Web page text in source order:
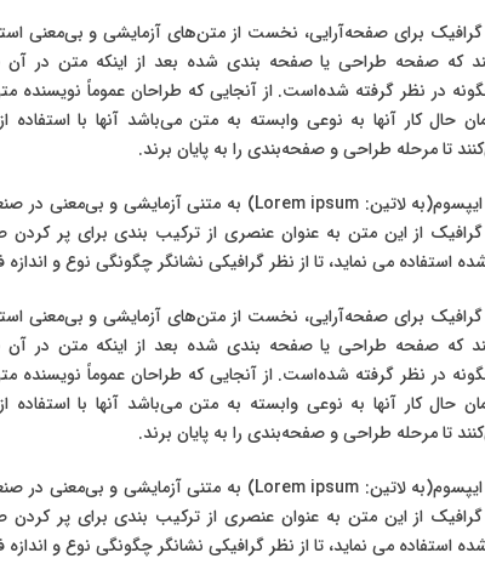
گرافیک برای صفحه‌آرایی، نخست از متن‌های آزمایشی و بی‌معنی
که صفحه طراحی یا صفحه بندی شده بعد از اینکه متن در آن
در نظر گرفته شده‌است. از آنجایی که طراحان عموماً
حال کار آنها به نوعی وابسته به متن می‌باشد آنها با
تا مرحله طراحی و صفحه‌بندی را به پایان برند.
لاتین: Lorem ipsum) به متنی آزمایشی و بی‌معنی در
از این متن به عنوان عنصری از ترکیب بندی برای پر
استفاده می نماید، تا از نظر گرافیکی نشانگر چگونگی نوع و
گرافیک برای صفحه‌آرایی، نخست از متن‌های آزمایشی و بی‌معنی
که صفحه طراحی یا صفحه بندی شده بعد از اینکه متن در آن
در نظر گرفته شده‌است. از آنجایی که طراحان عموماً
حال کار آنها به نوعی وابسته به متن می‌باشد آنها با
تا مرحله طراحی و صفحه‌بندی را به پایان برند.
لاتین: Lorem ipsum) به متنی آزمایشی و بی‌معنی در
از این متن به عنوان عنصری از ترکیب بندی برای پر
استفاده می نماید، تا از نظر گرافیکی نشانگر چگونگی نوع و